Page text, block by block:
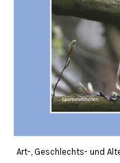
Art-, Geschlechts- und